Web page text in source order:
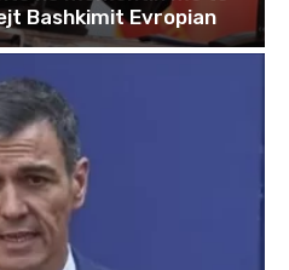
Bashkimit Evropian